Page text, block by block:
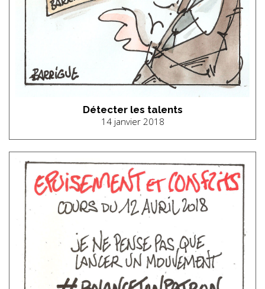
Détecter les talents
14 janvier 2018